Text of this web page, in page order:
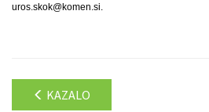
uros.skok@komen.si.
KAZALO